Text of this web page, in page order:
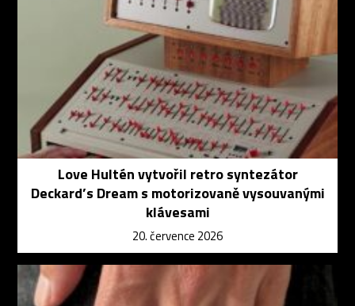
Love Hultén vytvořil retro syntezátor
Deckard’s Dream s motorizovaně vysouvanými
klávesami
20. července 2026